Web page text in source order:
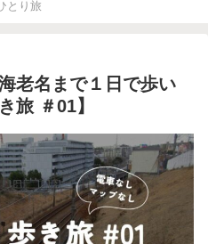
とり旅
老名まで１日で歩い
旅 ＃01】